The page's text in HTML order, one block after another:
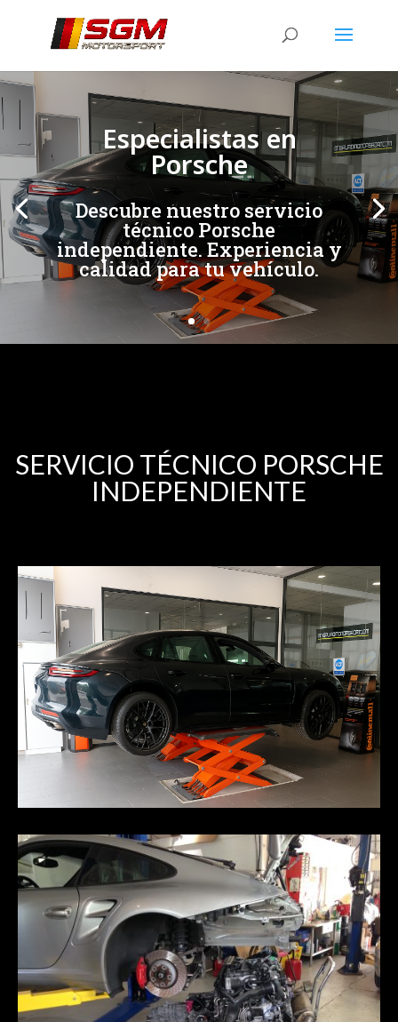
Especialistas en
Porsche
Descubre nuestro servicio
técnico Porsche
independiente. Experiencia y
calidad para tu vehículo.
[/et_pb_slide]
SERVICIO TÉCNICO PORSCHE
INDEPENDIENTE